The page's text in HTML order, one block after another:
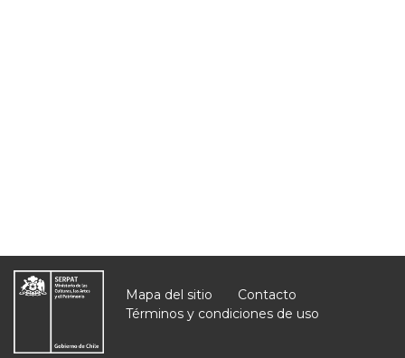
Mapa del sitio
Contacto
Términos y condiciones de uso